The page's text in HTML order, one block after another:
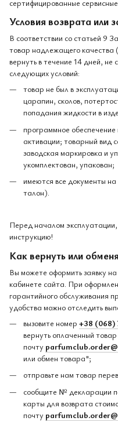
сертифицированные
Условия возврата или
В соответствии со статьей 9
товар надлежащего качества
вернуть в течение 14 дней,
следующих условий:
товар не был в
царапин, сколов,
попадания жидкости в
программное
активации; товарный вид
заводская маркировка и
укомплектован, упакован;
имеются все документы
талон).
Перед началом
инструкцию!
Как вернуть или
Вы можете оформить заявку
кабинете сайта. При
гарантийного обслуживания
удобства можно отследить
вызовите номер +38 (068)
вернуть оплаченный
почту
или обмен товара";
отправьте нам товар
сообщите № декларации
карты для возврата
почту